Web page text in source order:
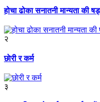
होचा ढोका सनातनी मान्यता की
२
छाेरी र कर्म
३